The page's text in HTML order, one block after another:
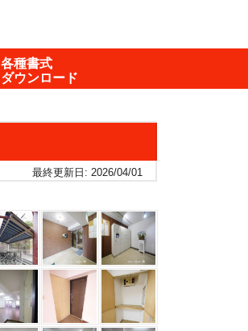
各種書式
ダウンロード
最終更新日: 2026/04/01